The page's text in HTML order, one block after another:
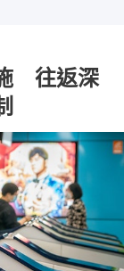
往返深